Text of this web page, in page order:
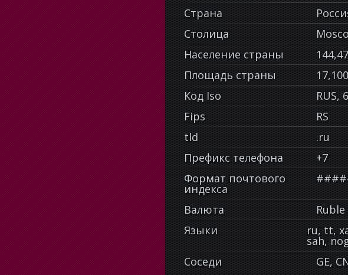
Страна
Столица
Население страны
Площадь страны
Код Iso
RUS,
Fips
RS
tld
.ru
Префикс телефона
+7
Формат почтового
индекса
Валюта
Ruble
Языки
ru, tt,
sah,
Соседи
GE,